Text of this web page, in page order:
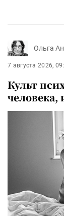
Ольга
7 августа 2026,
Культ
человека,